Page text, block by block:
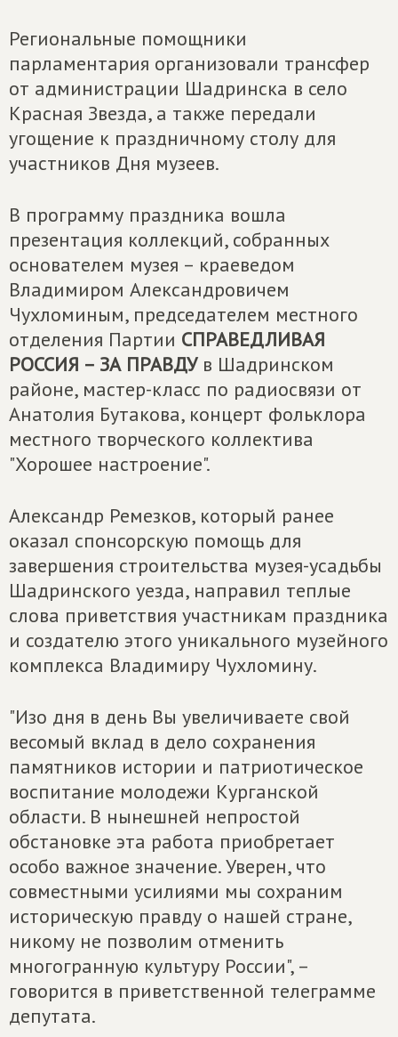
Региональные помощники
парламентария организовали трансфер
от администрации Шадринска в село
Красная Звезда, а также передали
угощение к праздничному столу для
участников Дня музеев.
В программу праздника вошла
презентация коллекций, собранных
основателем музея – краеведом
Владимиром Александровичем
Чухломиным, председателем местного
отделения Партии СПРАВЕДЛИВАЯ
РОССИЯ – ЗА ПРАВДУв Шадринском
районе, мастер-класс по радиосвязи от
Анатолия Бутакова, концерт фольклора
местного творческого коллектива
"Хорошее настроение".
Александр Ремезков, который ранее
оказал спонсорскую помощь для
завершения строительства музея-усадьбы
Шадринского уезда, направил теплые
слова приветствия участникам праздника
и создателю этого уникального музейного
комплекса Владимиру Чухломину.
"Изо дня в день Вы увеличиваете свой
весомый вклад в дело сохранения
памятников истории и патриотическое
воспитание молодежи Курганской
области. В нынешней непростой
обстановке эта работа приобретает
особо важное значение. Уверен, что
совместными усилиями мы сохраним
историческую правду о нашей стране,
никому не позволим отменить
многогранную культуру России", –
говорится в приветственной телеграмме
депутата.